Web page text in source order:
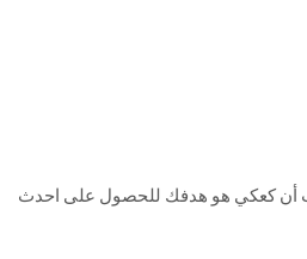
أن كعكي هو هدفك للحصول على احدث